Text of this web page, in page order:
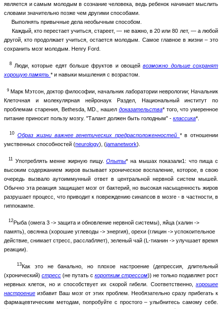
является и самым молодым в сознание человека, ведь ребенок начинает мыслить
словами значительно позже чем другими способами.
Выполнять привычные дела необычным способом.
Каждый, кто перестает учиться, стареет, — не важно, в 20 или 80 лет, — а любой
другой, кто продолжает учиться, остается молодым. Самое главное в жизни – это
сохранить мозг молодым. Henry Ford.
8 Люди, которые едят больше фруктов и овощейвозможно дольше сохранят
хорошую память * и навыки мышления с возрастом.
9 Марк Мэтсон, доктор философии, начальник лаборатории неврологии; Начальник
Клеточная и молекулярная нейронаук Раздел, Национальный институт по
проблемам старения, Bethesda, MD., нашел доказательства* того, что умеренное
питание приносит пользу мозгу. "Талант должен быть голодным" - классика*.
10 Образ жизни важнее генетических предрасположенностей * в отношении
умственных способностей (neurology), (jamanetwork).
11 Употреблять менне жирную пищу.Опыты* на мышах показали1: что пища с
высоким содержанием жиров вызывает хроническое воспаление, которое, в свою
очередь вызвало аутоиммунный ответ в центральной нервной систем мышей.
Обычно эта реакция защищает мозг от бактерий, но высокая насыщенность жиров
разрушает процесс, что приводит к повреждению синапсов в мозге - в частности, в
гиппокампе.
12Рыба (омега 3 -> защита и обновление нервной системы), яйца (халин ->
память), овсянка (хорошие углеводы -> энергия), орехи (глицин -> успокоительное
действие, снимает стресс, расслабляет), зеленый чай (L-тианин -> улучшает время
реакции).
13Как это не банально, но плохое настроение (депрессия, длительный
(хронический) стресс (не путать с коротким стрессом)) не только подавляет рост
нервных клеток, но и способствует их скорой гибели. Соответственно, хорошее
настроение избавит Ваш мозг от этих проблем. Необязательно сразу прибегать к
фармацевтическим методам, попробуйте с простого – улыбнитесь самому себе.